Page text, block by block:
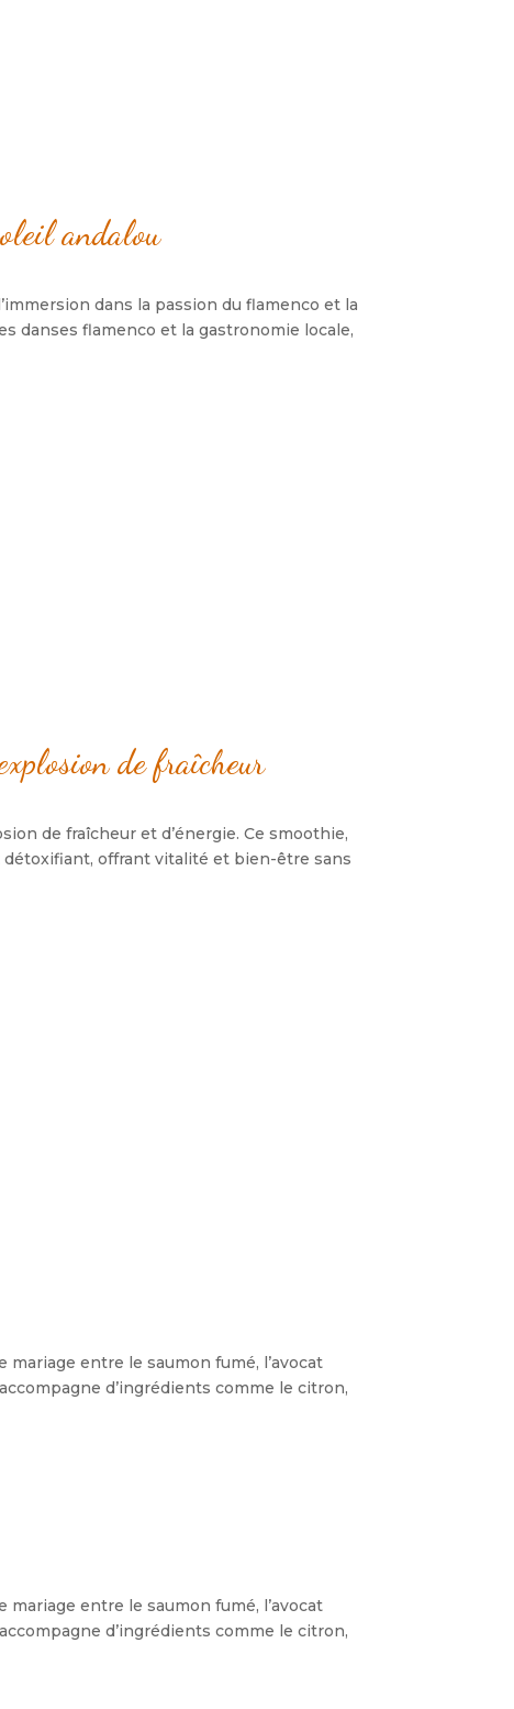
andalou
dans la passion du flamenco et la
danses flamenco et la gastronomie locale,
de fraîcheur
de fraîcheur et d’énergie. Ce smoothie,
offrant vitalité et bien-être sans
entre le saumon fumé, l’avocat
d’ingrédients comme le citron,
entre le saumon fumé, l’avocat
d’ingrédients comme le citron,